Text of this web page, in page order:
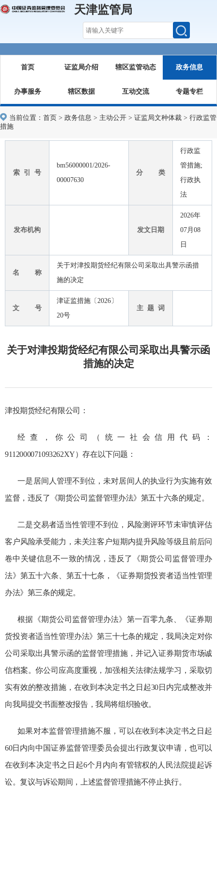
天津监管局
首页 证监局介绍 辖区监管动态 政务信息
办事服务 辖区数据 互动交流 专题专栏
当前位置： 首页 > 政务信息 > 主动公开 > 证监局文种体裁 > 行政监管
措施
索 引 号
bm56000001/2026-
00007630
分 类
行政监
管措施;
行政执
法
发布机构 发文日期
2026年
07月08
日
名 称
关于对津投期货经纪有限公司采取出具警示函措
施的决定
文 号
津证监措施〔2026〕
20号
主 题 词
关于对津投期货经纪有限公司采取出具警示函
措施的决定
津投期货经纪有限公司：
经查，你公司 （ 统一社会信用代码：
9112000071093262XY）存在以下问题：
一是居间人管理不到位，未对居间人的执业行为实施有效
监督，违反了《期货公司监督管理办法》第五十六条的规定。
二是交易者适当性管理不到位，风险测评环节未审慎评估
客户风险承受能力，未关注客户短期内提升风险等级且前后问
卷中关键信息不一致的情况，违反了《期货公司监督管理办
法》第五十六条、第五十七条，《证券期货投资者适当性管理
办法》第三条的规定。
根据 《期货公司监督管理办法》 第一百零九条、《证券期
货投资者适当性管理办法》第三十七条的规定，我局决定对你
公司采取出具警示函的监督管理措施，并记入证券期货市场诚
信档案。你公司应高度重视，加强相关法律法规学习，采取切
实有效的整改措施，在收到本决定书之日起30日内完成整改并
向我局提交书面整改报告，我局将组织验收。
如果对本监督管理措施不服，可以在收到本决定书之日起
60日内向中国证券监督管理委员会提出行政复议申请，也可以
在收到本决定书之日起6个月内向有管辖权的人民法院提起诉
讼。复议与诉讼期间，上述监督管理措施不停止执行。